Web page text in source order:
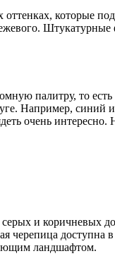
которые
палитру, то есть
Например,
очень
и коричневых
черепица доступна
ландшафтом.